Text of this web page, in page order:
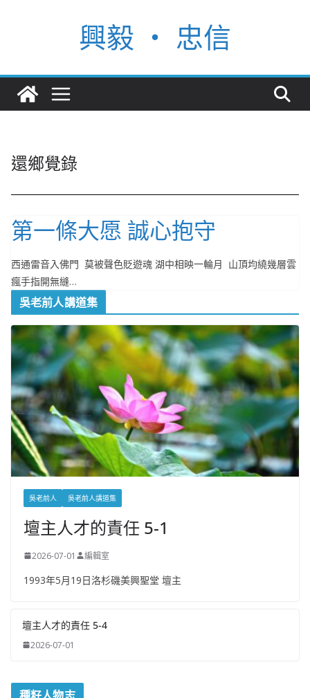
興毅 ‧ 忠信
還鄉覺錄
第一條大愿 誠心抱守
西通雷音入佛門 莫被聲色貶遊魂 湖中相映一輪月 山頂均繞幾層雲
瘋手指開無縫…
吳老前人講道集
吳老前人 吳老前人講道集
壇主人才的責任 5-1
2026-07-01 編輯室
1993年5月19日洛杉磯美興聖堂 壇主
壇主人才的責任 5-4
2026-07-01